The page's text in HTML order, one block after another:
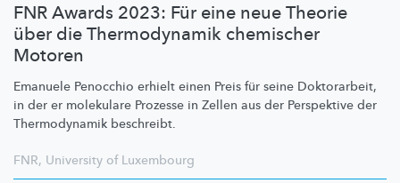
FNR Awards 2023: Für eine neue Theorie
über die Thermodynamik chemischer
Motoren
Emanuele Penocchio erhielt einen Preis für seine Doktorarbeit,
in der er molekulare Prozesse in Zellen aus der Perspektive der
Thermodynamik beschreibt.
FNR, University of Luxembourg